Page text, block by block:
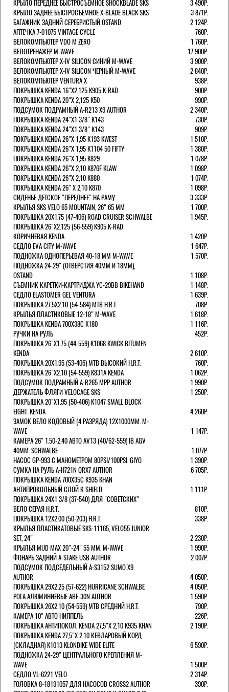
КРЫЛО ПЕРЕДНЕЕ БЫСТРОСЪЕМНОЕ SHOCKBLADE SKS
3 490Р.
КРЫЛО ЗАДНЕЕ БЫСТРОСЪЕМНОЕ X-BLADE BLACK SKS
3 871Р.
БАГАЖНИК ЗАДНИЙ СЕРЕБРИСТЫЙ OSTAND
2 124Р.
АПТЕЧКА 7-01075 VINTAGE CYCLE
760Р.
ВЕЛОКОМПЬЮТЕР VDO M ZERO
1 760Р.
ВЕЛОТРЕНАЖЕР M-WAVE
17 900Р.
ВЕЛОКОМПЬЮТЕР X-IV SILICON СИНИЙ M-WAVE
3 900Р.
ВЕЛОКОМПЬЮТЕР X-IV SILICON ЧЕРНЫЙ M-WAVE
2 840Р.
ВЕЛОКОМПЬЮТЕР VENTURA Х
938Р.
ПОКРЫШКА KENDA 16"Х2,125 K905 K-RAD
900Р.
ПОКРЫШКА KENDA 20"Х 2,125 K50
990Р.
ПОДСУМОК ПОДРАМНЫЙ A-R213 X9 AUTHOR
2 340Р.
ПОКРЫШКА KENDA 24"Х1 3/8" K143
730Р.
ПОКРЫШКА KENDA 24"Х1 3/8" K143
909Р.
ПОКРЫШКА KENDA 26"Х 1,95 K193 KWEST
1 510Р.
ПОКРЫШКА KENDA 26"Х 1,95 K1104 50 FIFTY
1 380Р.
ПОКРЫШКА KENDA 26"Х 1,95 K829
1 078Р.
ПОКРЫШКА KENDA 26"Х 2,10 K876F KLAW
1 098Р.
ПОКРЫШКА KENDA 26"Х 2,10 K880
1 074Р.
ПОКРЫШКА KENDA 26" Х 2,10 K870
1 098Р.
СИДЕНЬЕ ДЕТСКОЕ "ПЕРЕДНЕЕ" НА РАМУ
3 333Р.
КРЫЛЬЯ SKS VELO 65 MOUNTAIN, 26" 65 ММ
1 700Р.
ПОКРЫШКА 20X1.75 (47-406) ROAD CRUISER SCHWALBE
1 945Р.
ПОКРЫШКА 26"Х2.125 (56-559) K905 K-RAD
КОРИЧНЕВАЯ KENDA
1 420Р.
СЕДЛО EVA CITY M-WAVE
1 647Р.
ПОДНОЖКА ОДНОПЕРЬЕВАЯ 40-18 ММ M-WAVE
1 570Р.
ПОДНОЖКА 24-29" (ОТВЕРСТИЯ 40ММ И 18ММ),
OSTAND
1 108Р.
СЪЕМНИК КАРЕТКИ-КАРТРИДЖА YC-29BB BIKEHAND
1 148Р.
СЕДЛО ELASTOMER GEL VENTURA
1 639Р.
ПОКРЫШКА 27.5X2.10 (54-584) MTB H.R.T.
708Р.
КРЫЛЬЯ ПЛАСТИКОВЫЕ 12-18" M-WAVE
1 618Р.
ПОКРЫШКА KENDA 700Х38С K180
1 116Р.
РУЧКИ НА РУЛЬ
452Р.
ПОКРЫШКА 26"Х1.75 (44-559) K1068 KWICK BITUMEN
KENDA
2 610Р.
ПОКРЫШКА 20X1.95 (53-406) MTB ВЫСОКИЙ H.R.T.
760Р.
ПОКРЫШКА 26"Х2.10 (54-559) K831A KENDA
1 062Р.
ПОДСУМОК ПОДРАМНЫЙ A-R265 MPP AUTHOR
1 990Р.
ДЕРЖАТЕЛЬ ФЛЯГИ VELOCAGE SKS
1 250Р.
ПОКРЫШКА 20"Х1.95 (50-406) K1047 SMALL BLOCK
EIGHT. KENDA
4 260Р.
ЗАМОК ВЕЛО КОДОВЫЙ (4 РАЗРЯДА) 12Х1000ММ. M-
WAVE
1 147Р.
КАМЕРА 26" 1.50-2.40 АВТО AV13 (40/62-559) IB AGV
40MM. SCHWALBE
1 077Р.
НАСОС GP-993 С МАНОМЕТРОМ 80PSI/100PSI. GIYO
1 390Р.
СУМКА НА РУЛЬ A-H721N QRX7 AUTHOR
6 705Р.
ПОКРЫШКА KENDA 700Х35С K935 KHAN
АНТИПРОКОЛЬНЫЙ СЛОЙ K-SHIELD
1 111Р.
ПОКРЫШКА 24X1 3/8 (37-540) ДЛЯ "СОВЕТСКИХ"
ВЕЛО СЕРАЯ H.R.T.
810Р.
ПОКРЫШКА 12X2.00 (50-203) H.R.T.
338Р.
КРЫЛЬЯ ПЛАСТИКАТОВЫЕ SKS-11165, VELO55 JUNIOR
SET, 24"
2 230Р.
КРЫЛЬЯ MUD MAX 20"-24" 55 ММ. M-WAVE
1 990Р.
ФОНАРЬ ЗАДНИЙ A-STAKE USB AUTHOR
2 007Р.
ПОДСУМОК ПОДСЕДЕЛЬНЫЙ A-S3152 SUMO X9
AUTHOR
4 050Р.
ПОКРЫШКА 29X2.25 (57-622) HURRICANE SCHWALBE
4 050Р.
РОГА АЛЮМИНИЕВЫЕ ABE-30N AUTHOR
1 590Р.
ПОКРЫШКА 26X2.10 (54-559) MTB СРЕДНИЙ H.R.T.
790Р.
КАМЕРА 10" АВТО НИППЕЛЬ
226Р.
ПОКРЫШКА АНТИПОКОЛ. KENDA 27,5"Х 2,10 K935 KHAN
2 190Р.
ПОКРЫШКА KENDA 27,5"Х 2,10 КЕВЛАРОВЫЙ КОРД
(СКЛАДНАЯ) K1013 KLONDIKE WIDE ELITE
6 590Р.
ПОДНОЖКА 24-29" ЦЕНТРАЛЬНОГО КРЕПЛЕНИЯ M-
WAVE
1 500Р.
СЕДЛО VL-6221 VELO
2 314Р.
ГОЛОВКА 8-18191057 ДЛЯ НАСОСОВ CROSS2 AUTHOR
390Р.